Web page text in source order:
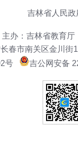
吉林省人民政
主办：吉林省教育
长春市南关区金川
号
吉公网安备